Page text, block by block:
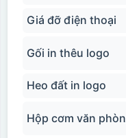
In Decal
Giá đỡ điện thoại
Gối in thêu logo
Heo đất in logo
Hộp cơm văn